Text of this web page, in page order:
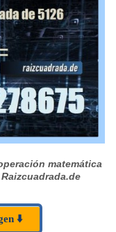
matemática
⬇️